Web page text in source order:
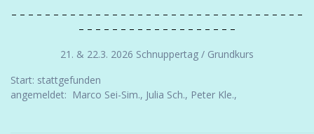
– – – – – – – – – – – – – – – – – – – – – – – – – – – – – – – – – – –
– – – – – – – – – – – – – – – – – – –
21. & 22.3. 2026 Schnuppertag / Grundkurs
Start: stattgefunden
angemeldet: Marco Sei-Sim., Julia Sch., Peter Kle.,